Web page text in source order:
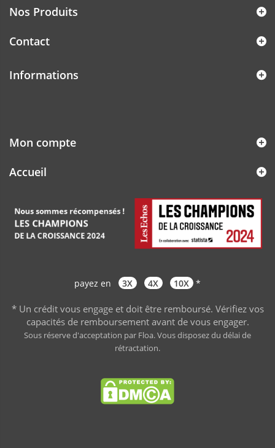
Nos Produits
Contact
Informations
Mon compte
Accueil
payez en 3X 4X 10X *
* Un crédit vous engage et doit être remboursé. Vérifiez vos
capacités de remboursement avant de vous engager.
Sous réserve d'acceptation par Floa. Vous disposez du délai de
rétractation.